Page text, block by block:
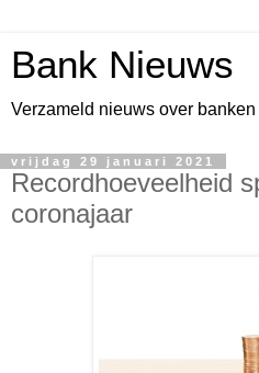
Bank Nieuws
Verzameld nieuws over
vrijdag 29 januari 2021
Recordhoeveelheid
coronajaar